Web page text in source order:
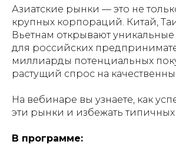
Азиатские рынки — это не
крупных корпораций. Китай,
Вьетнам открывают
для российских
миллиарды потенциальных
растущий спрос на
На вебинаре вы узнаете, как
эти рынки и избежать
В программе: